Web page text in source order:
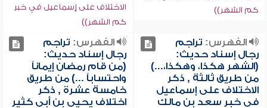
كم الشهر))
الاختلاف على إسماعيل في خبر
كم الشهر))
الفهرس: تراجم
رجال إسناد حديث:
(الشهر هكذا، وهكذا،...)
من طريق ثالثة , ذكر
الاختلاف على إسماعيل
في خبر سعد بن مالك
الفهرس: تراجم
رجال إسناد حديث:
(من قام رمضان إيماناً
واحتساباً ...) من طريق
خامسة عشرة , ذكر
اختلاف يحيى بن أبي كثير